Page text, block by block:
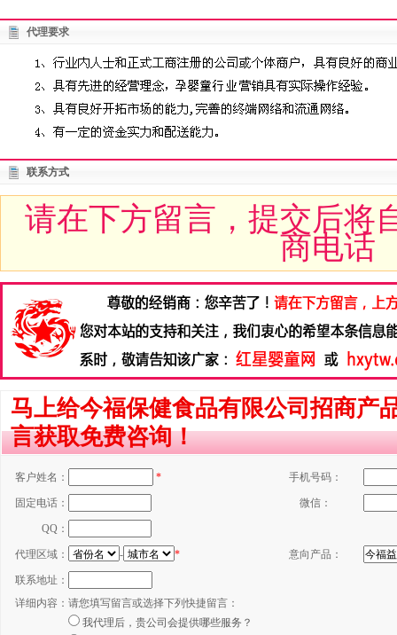
代理要求
联系方式
请在下方留言，提交后将
商电话
马上给今福保健食品有限公司招商产
言获取免费咨询！
客户姓名： * 手机号码：
固定电话： 微信：
QQ：
代理区域： - * 意向产品：
联系地址：
详细内容： 请您填写留言或选择下列快捷留言：
我代理后，贵公司会提供哪些服务？